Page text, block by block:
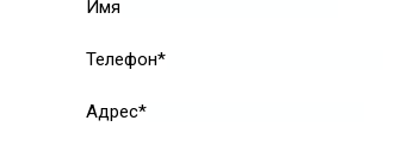
Имя
Телефон*
Адрес*